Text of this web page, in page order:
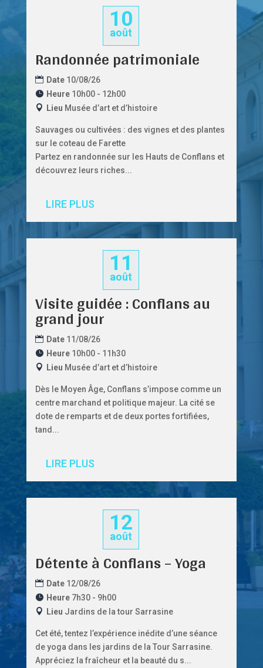
10
août
Randonnée patrimoniale
Date 10/08/26
Heure 10h00 - 12h00
Lieu Musée d’art et d’histoire
Sauvages ou cultivées : des vignes et des plantes
sur le coteau de Farette
Partez en randonnée sur les Hauts de Conflans et
découvrez leurs riches...
LIRE PLUS
11
août
Visite guidée : Conflans au
grand jour
Date 11/08/26
Heure 10h00 - 11h30
Lieu Musée d’art et d’histoire
Dès le Moyen Âge, Conflans s’impose comme un
centre marchand et politique majeur. La cité se
dote de remparts et de deux portes fortifiées,
tand...
LIRE PLUS
12
août
Détente à Conflans – Yoga
Date 12/08/26
Heure 7h30 - 9h00
Lieu Jardins de la tour Sarrasine
Cet été, tentez l’expérience inédite d’une séance
de yoga dans les jardins de la Tour Sarrasine.
Appréciez la fraîcheur et la beauté du s...